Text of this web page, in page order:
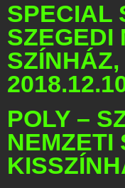
SPECIAL
SZEGEDI
POLY –
NEMZETI